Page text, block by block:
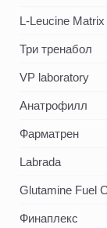
L-Leucine Matrix
Три тренабол
VP laboratory
Анатрофилл
Фарматрен
Labrada
Glutamine Fuel
Финаплекс